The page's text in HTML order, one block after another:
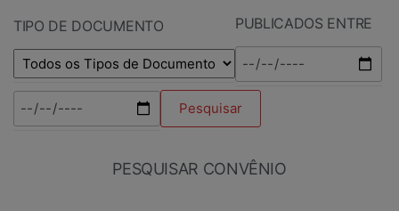
TIPO DE DOCUMENTO PUBLICADOS ENTRE
PESQUISAR CONVÊNIO